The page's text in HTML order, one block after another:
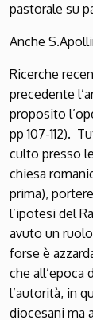
pastorale su
Anche
Ricerche
precedente
proposito
pp 107-112).
culto presso
chiesa
prima),
l’ipotesi del
avuto un
forse è
che all’epoca
l’autorità, in
diocesani ma